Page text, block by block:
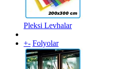
Pleksi Levhalar
+- Folyolar